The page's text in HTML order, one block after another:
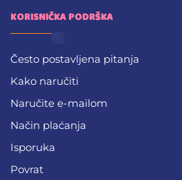
KORISNIČKA PODRŠKA
Često postavljena pitanja
Kako naručiti
Naručite e-mailom
Način plaćanja
Isporuka
Povrat